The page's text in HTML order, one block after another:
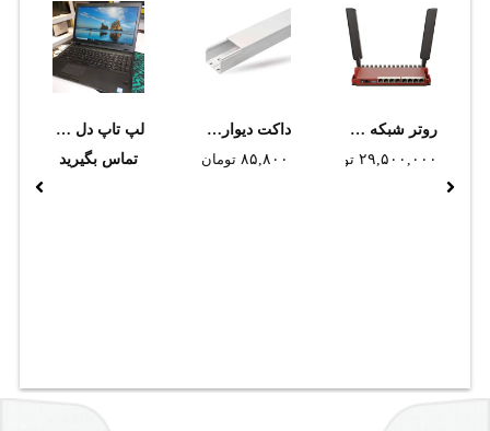
روتر شبکه میکروتیک مدل L009UiGS-2HaxD-IN
۲۹,۵۰۰,۰۰۰ تومان
داکت ديواري دانوب 40*60
۸۵,۸۰۰ تومان
لپ تاپ دل ۵۵۹۰
تماس بگیرید